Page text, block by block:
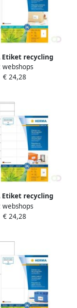
Etiket recycling
80stuks wit
webshops
€ 24,28
Etiket recycling
1920stuks
wit
webshops
€ 24,28